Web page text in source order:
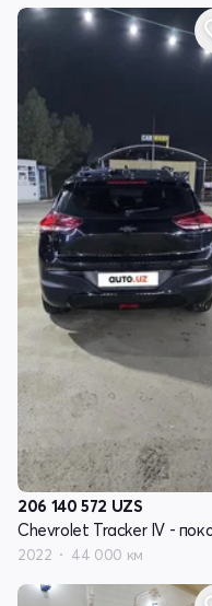
206 140 572 UZS
2022 44 000 км